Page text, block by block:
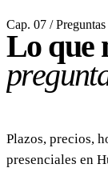
Cap. 07 /
Lo que
Plazos, precios,
presenciales en